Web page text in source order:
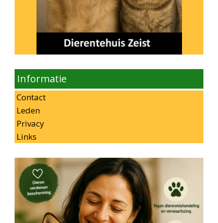
Informatie
Contact
Leden
Privacy
Links